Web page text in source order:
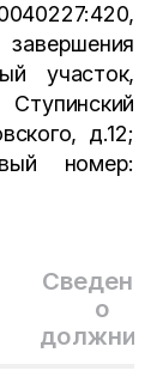
Сведения
о
участок,
д.12;
номер: